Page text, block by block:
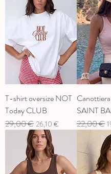
T-shirt oversize NOT
Today CLUB
Prix original
29,00 € Prix promotionnel
26,10 €
SAINT
Prix original
22,00 €